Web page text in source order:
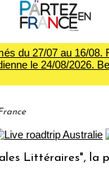
du 27/07 au 16/08.
le 24/08/2026.
la